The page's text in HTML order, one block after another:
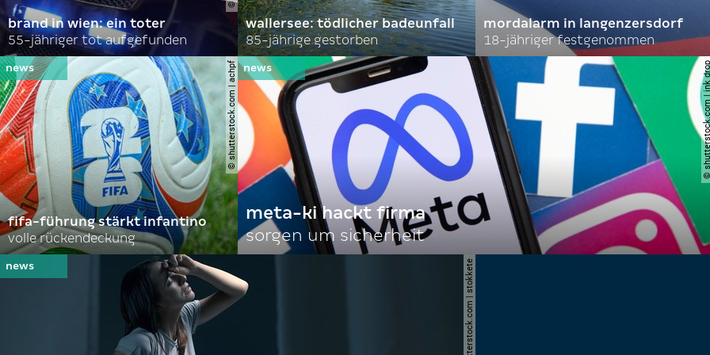
brand in wien: ein toter
55-jähriger tot aufgefunden
wallersee: tödlicher badeunfall
85-jährige gestorben
mordalarm in langenzersdorf
18-jähriger festgenommen
© shutterstock.com | achpf
fifa-führung stärkt infantino
volle rückendeckung
©
meta-ki hackt firma
sorgen um sicherheit
© shutterstock.com | stokkete